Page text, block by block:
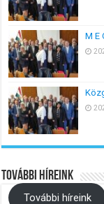
M E
További híreink
További híreink